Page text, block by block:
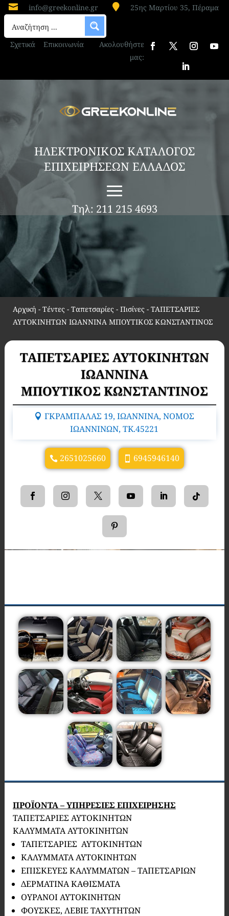
 info@greekonline.gr  25ης Μαρτίου 35, Πέραμα
Σχετικά Επικοινωνία
Ακολουθήστε
μας:
ΗΛΕΚΤΡΟΝΙΚΟΣ ΚΑΤΑΛΟΓΟΣ
ΕΠΙΧΕΙΡΗΣΕΩΝ ΕΛΛΑΔΟΣ
Τηλ: 211 215 4693
Αρχική - Τέντες - Ταπετσαρίες - Πισίνες- ΤΑΠΕΤΣΑΡΙΕΣ
ΑΥΤΟΚΙΝΗΤΩΝ ΙΩΑΝΝΙΝΑ ΜΠΟΥΤΙΚΟΣ ΚΩΝΣΤΑΝΤΙΝΟΣ
ΤΑΠΕΤΣΑΡΙΕΣ ΑΥΤΟΚΙΝΗΤΩΝ
ΙΩΑΝΝΙΝΑ
ΜΠΟΥΤΙΚΟΣ ΚΩΝΣΤΑΝΤΙΝΟΣ
ΓΚΡΑΜΠΑΛΑΣ 19, ΙΩΑΝΝΙΝΑ, ΝΟΜΟΣ
ΙΩΑΝΝΙΝΩΝ, TK.45221
2651025660 6945946140
ΠΡΟΪΟΝΤΑ – ΥΠΗΡΕΣΙΕΣ ΕΠΙΧΕΙΡΗΣΗΣ
ΤΑΠΕΤΣΑΡΙΕΣ ΑΥΤΟΚΙΝΗΤΩΝ
ΚΑΛΥΜΜΑΤΑ ΑΥΤΟΚΙΝΗΤΩΝ
ΤΑΠΕΤΣΑΡΙΕΣ ΑΥΤΟΚΙΝΗΤΩΝ
ΚΑΛΥΜΜΑΤΑ ΑΥΤΟΚΙΝΗΤΩΝ
ΕΠΙΣΚΕΥΕΣ ΚΑΛΥΜΜΑΤΩΝ – ΤΑΠΕΤΣΑΡΙΩΝ
ΔΕΡΜΑΤΙΝΑ ΚΑΘΙΣΜΑΤΑ
ΟΥΡΑΝΟΙ ΑΥΤΟΚΙΝΗΤΩΝ
ΦΟΥΣΚΕΣ, ΛΕΒΙΕ ΤΑΧΥΤΗΤΩΝ